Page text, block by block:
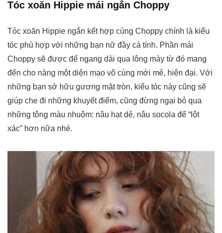
Tóc xoăn Hippie mái ngắn Choppy
Tóc xoăn Hippie ngắn kết hợp cùng Choppy chính là kiểu
tóc phù hợp với những bạn nữ đầy cá tính. Phần mái
Choppy sẽ được để ngang dài qua lông mày từ đó mang
đến cho nàng một diện mạo vô cùng mới mẻ, hiện đại. Với
những bạn sở hữu gương mặt tròn, kiểu tóc này cũng sẽ
giúp che đi những khuyết điểm, cũng đừng ngại bỏ qua
những tông màu nhuộm: nâu hạt dẻ, nâu socola để “lột
xác” hơn nữa nhé.